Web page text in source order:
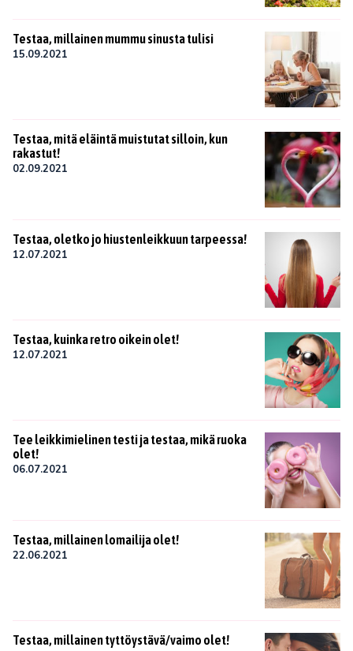
Testaa, millainen mummu sinusta tulisi
15.09.2021
Testaa, mitä eläintä muistutat silloin, kun
rakastut!
02.09.2021
Testaa, oletko jo hiustenleikkuun tarpeessa!
12.07.2021
Testaa, kuinka retro oikein olet!
12.07.2021
Tee leikkimielinen testi ja testaa, mikä ruoka
olet!
06.07.2021
Testaa, millainen lomailija olet!
22.06.2021
Testaa, millainen tyttöystävä/vaimo olet!